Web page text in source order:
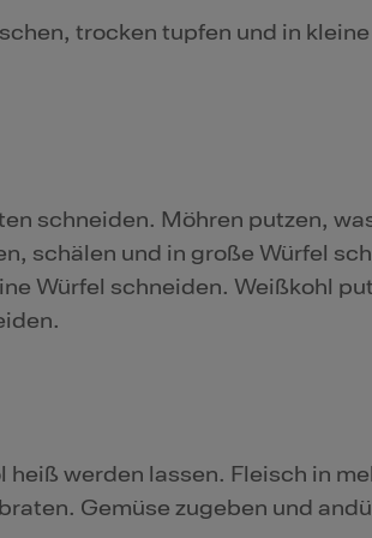
trocken tupfen und in kleine
schneiden. Möhren putzen,
schälen und in große Würfel
Würfel schneiden. Weißkohl
heiß werden lassen. Fleisch in
Gemüse zugeben und